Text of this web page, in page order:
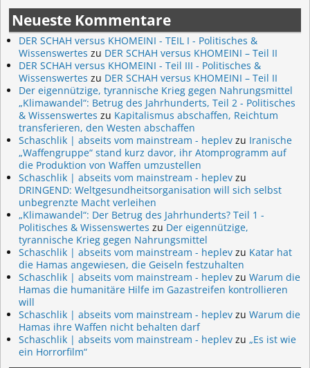
Neueste Kommentare
DER SCHAH versus KHOMEINI - TEIL I - Politisches &
Wissenswertes zu DER SCHAH versus KHOMEINI – Teil II
DER SCHAH versus KHOMEINI - Teil III - Politisches &
Wissenswertes zu DER SCHAH versus KHOMEINI – Teil II
Der eigennützige, tyrannische Krieg gegen Nahrungsmittel
„Klimawandel“: Betrug des Jahrhunderts, Teil 2 - Politisches
& Wissenswertes zu Kapitalismus abschaffen, Reichtum
transferieren, den Westen abschaffen
Schaschlik | abseits vom mainstream - heplev zu Iranische
„Waffengruppe“ stand kurz davor, ihr Atomprogramm auf
die Produktion von Waffen umzustellen
Schaschlik | abseits vom mainstream - heplev zu
DRINGEND: Weltgesundheitsorganisation will sich selbst
unbegrenzte Macht verleihen
„Klimawandel“: Der Betrug des Jahrhunderts? Teil 1 -
Politisches & Wissenswertes zu Der eigennützige,
tyrannische Krieg gegen Nahrungsmittel
Schaschlik | abseits vom mainstream - heplev zu Katar hat
die Hamas angewiesen, die Geiseln festzuhalten
Schaschlik | abseits vom mainstream - heplev zu Warum die
Hamas die humanitäre Hilfe im Gazastreifen kontrollieren
will
Schaschlik | abseits vom mainstream - heplev zu Warum die
Hamas ihre Waffen nicht behalten darf
Schaschlik | abseits vom mainstream - heplev zu „Es ist wie
ein Horrorfilm“